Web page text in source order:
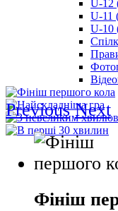
U-12
U-11
U-10
Previous Next
Фініш